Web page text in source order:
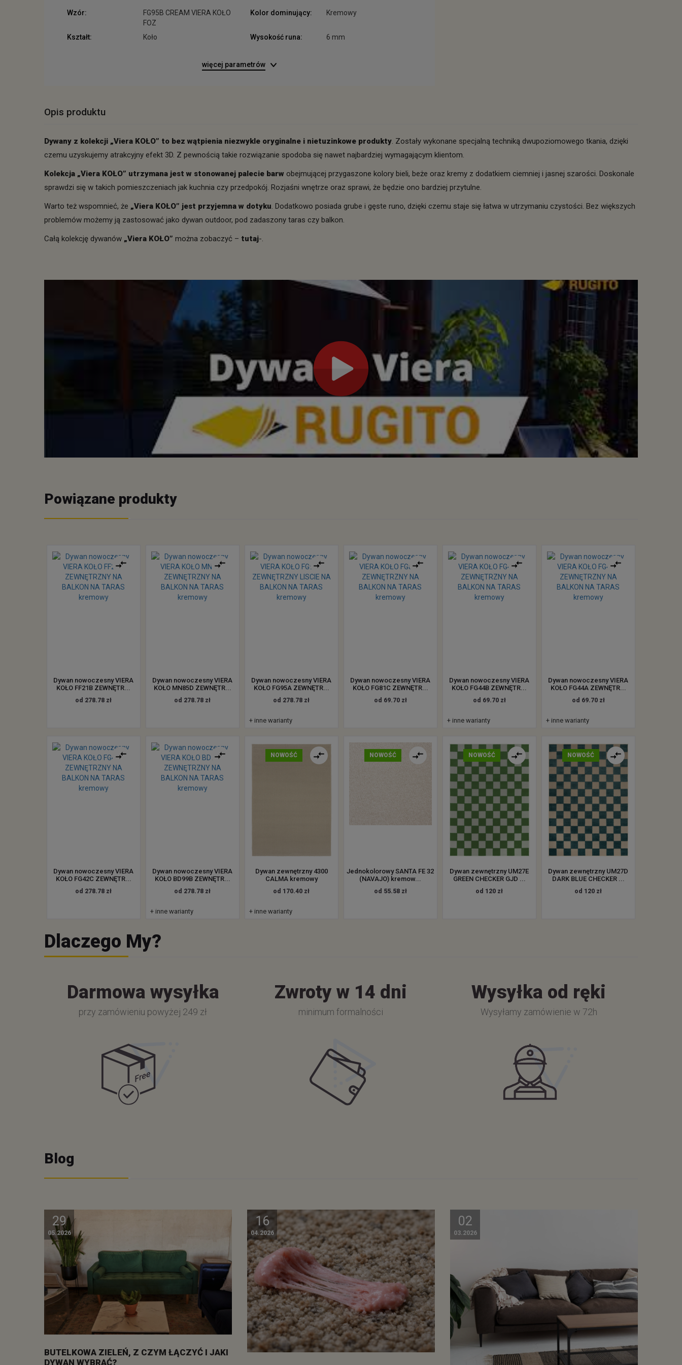
Wzór:
FG95B CREAM VIERA KOŁO
FOZ
Kolor dominujący: Kremowy
Kształt: Koło Wysokość runa: 6 mm
więcej parametrów
Opis produktu
Dywany z kolekcji „Viera KOŁO” to bez wątpienia niezwykle oryginalne i nietuzinkowe produkty. Zostały wykonane specjalną techniką dwupoziomowego tkania, dzięki
czemu uzyskujemy atrakcyjny efekt 3D. Z pewnością takie rozwiązanie spodoba się nawet najbardziej wymagającym klientom.
Kolekcja „Viera KOŁO” utrzymana jest w stonowanej palecie barw obejmującej przygaszone kolory bieli, beże oraz kremy z dodatkiem ciemniej i jasnej szarości. Doskonale
sprawdzi się w takich pomieszczeniach jak kuchnia czy przedpokój. Rozjaśni wnętrze oraz sprawi, że będzie ono bardziej przytulne.
Warto też wspomnieć, że „Viera KOŁO” jest przyjemna w dotyku. Dodatkowo posiada grube i gęste runo, dzięki czemu staje się łatwa w utrzymaniu czystości. Bez większych
problemów możemy ją zastosować jako dywan outdoor, pod zadaszony taras czy balkon.
Całą kolekcję dywanów „Viera KOŁO” można zobaczyć – tutaj-.
Powiązane produkty
Dywan nowoczesny VIERA
KOŁO FF21B ZEWNĘTR...
od 278.78 zł
Dywan nowoczesny VIERA
KOŁO MN85D ZEWNĘTR...
od 278.78 zł
Dywan nowoczesny VIERA
KOŁO FG95A ZEWNĘTR...
od 278.78 zł
+ inne warianty
Dywan nowoczesny VIERA
KOŁO FG81C ZEWNĘTR...
od 69.70 zł
Dywan nowoczesny VIERA
KOŁO FG44B ZEWNĘTR...
od 69.70 zł
+ inne warianty
Dywan nowoczesny VIERA
KOŁO FG44A ZEWNĘTR...
od 69.70 zł
+ inne warianty
Dywan nowoczesny VIERA
KOŁO FG42C ZEWNĘTR...
od 278.78 zł
Dywan nowoczesny VIERA
KOŁO BD99B ZEWNĘTR...
od 278.78 zł
+ inne warianty
NOWOŚĆ
Dywan zewnętrzny 4300
CALMA kremowy
od 170.40 zł
+ inne warianty
NOWOŚĆ
Jednokolorowy SANTA FE 32
(NAVAJO) kremow...
od 55.58 zł
NOWOŚĆ
Dywan zewnętrzny UM27E
GREEN CHECKER GJD ...
od 120 zł
NOWOŚĆ
Dywan zewnętrzny UM27D
DARK BLUE CHECKER ...
od 120 zł
Dlaczego My?
Darmowa wysyłka
przy zamówieniu powyżej 249 zł
Zwroty w 14 dni
minimum formalności
Wysyłka od ręki
Wysyłamy zamówienie w 72h
Blog
29
05.2026
BUTELKOWA ZIELEŃ, Z CZYM ŁĄCZYĆ I JAKI
DYWAN WYBRAĆ?
16
04.2026
02
03.2026